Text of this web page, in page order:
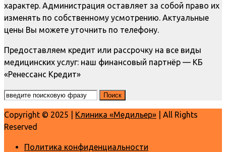
характер. Администрация оставляет за собой право их
изменять по собственному усмотрению. Актуальные
цены Вы можете уточнить по телефону.
Предоставляем кредит или рассрочку на все виды
медицинских услуг: наш финансовый партнёр — КБ
«Ренессанс Кредит»
Copyright © 2025 | Клиника «Медильер» | All Rights
Reserved
Политика конфиденциальности